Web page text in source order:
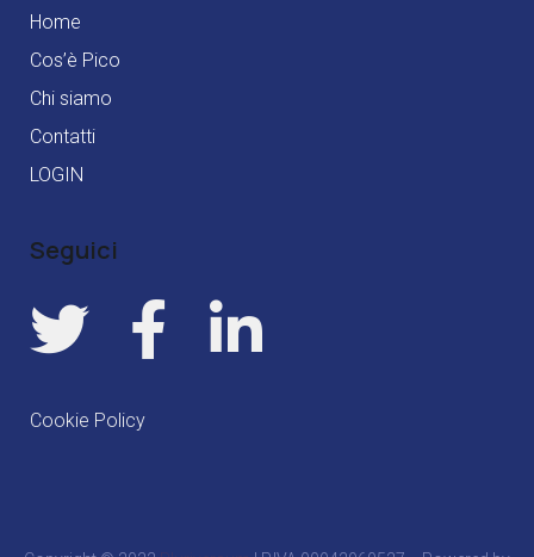
Home
Cos’è Pico
Chi siamo
Contatti
LOGIN
Seguici
Cookie Policy